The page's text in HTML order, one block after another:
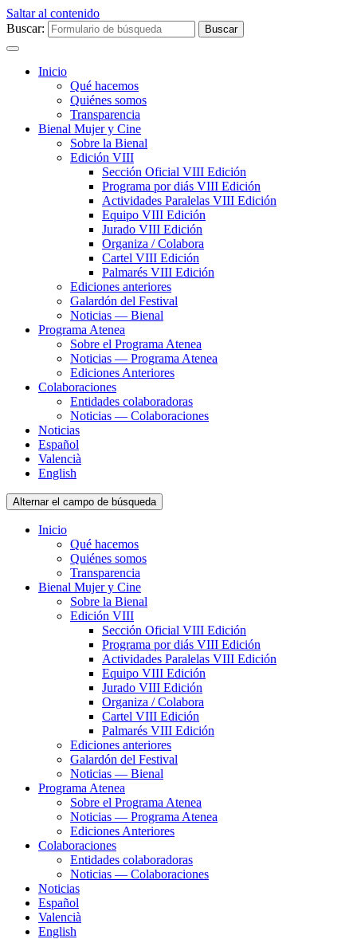
Saltar al contenido
Buscar:
Inicio
Qué hacemos
Quiénes somos
Transparencia
Bienal Mujer y Cine
Sobre la Bienal
Edición VIII
Sección Oficial VIII Edición
Programa por diás VIII Edición
Actividades Paralelas VIII Edición
Equipo VIII Edición
Jurado VIII Edición
Organiza / Colabora
Cartel VIII Edición
Palmarés VIII Edición
Ediciones anteriores
Galardón del Festival
Noticias — Bienal
Programa Atenea
Sobre el Programa Atenea
Noticias — Programa Atenea
Ediciones Anteriores
Colaboraciones
Entidades colaboradoras
Noticias — Colaboraciones
Noticias
Español
Valencià
English
Alternar el campo de búsqueda
Inicio
Qué hacemos
Quiénes somos
Transparencia
Bienal Mujer y Cine
Sobre la Bienal
Edición VIII
Sección Oficial VIII Edición
Programa por diás VIII Edición
Actividades Paralelas VIII Edición
Equipo VIII Edición
Jurado VIII Edición
Organiza / Colabora
Cartel VIII Edición
Palmarés VIII Edición
Ediciones anteriores
Galardón del Festival
Noticias — Bienal
Programa Atenea
Sobre el Programa Atenea
Noticias — Programa Atenea
Ediciones Anteriores
Colaboraciones
Entidades colaboradoras
Noticias — Colaboraciones
Noticias
Español
Valencià
English